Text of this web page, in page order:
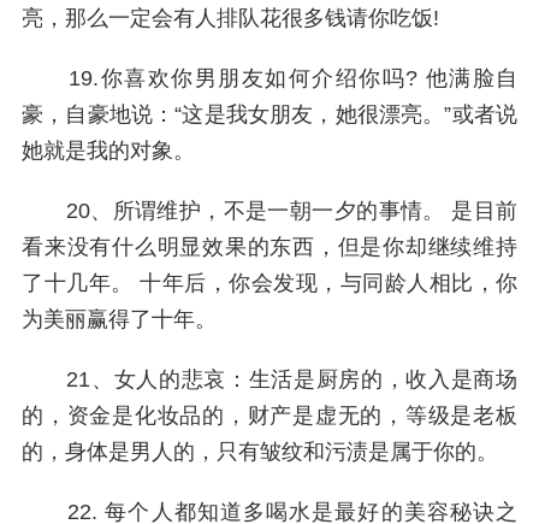
亮，那么一定会有人排队花很多钱请你吃饭!
19.你喜欢你男朋友如何介绍你吗? 他满脸自
豪，自豪地说：“这是我女朋友，她很漂亮。”或者说
她就是我的对象。
20、所谓维护，不是一朝一夕的事情。 是目前
看来没有什么明显效果的东西，但是你却继续维持
了十几年。 十年后，你会发现，与同龄人相比，你
为美丽赢得了十年。
21、女人的悲哀：生活是厨房的，收入是商场
的，资金是化妆品的，财产是虚无的，等级是老板
的，身体是男人的，只有皱纹和污渍是属于你的。
22. 每个人都知道多喝水是最好的美容秘诀之